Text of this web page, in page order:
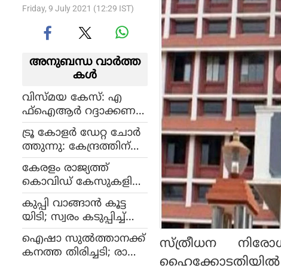
Friday, 9 July 2021 (12:29 IST)
അനുബന്ധ വാര്‍ത്ത
കള്‍
വിസ്മയ കേസ്: എ
ഫ്‌ഐആര്‍ റദ്ദാക്കണ
മെന്നാവശ്യപ്പെട്ട് കിരണ്‍
കുമാര്‍ ഹൈക്കോട
തിയില്‍
ട്രൂ കോളർ ഡേറ്റ ചോർ
ത്തുന്നു: കേന്ദ്രത്തിന്
ബോംബെ ഹൈക്കോട
തിയുടെ നോട്ടീസ്
കേരളം രാജ്യത്ത്
കൊവിഡ് കേസുകളില്‍
മുന്നില്‍ നില്‍ക്കുമ്പോള്‍
മദ്യശാലകള്‍ക്ക്
മുന്നിലെ ക്യൂ ക
ണ്ടില്ലെന്ന് ന
ടിക്കാനാകില്ല:
കുപ്പി വാങ്ങാന്‍ കൂട്ട
യിടി; സ്വരം കടുപ്പിച്ച്
ഹൈക്കോടതി
ഐഷാ സുല്‍ത്താനക്ക്
കനത്ത തിരിച്ചടി; രാജ്യ
സ്ത്രീധന
ഹൈക്കോടതിയിൽ